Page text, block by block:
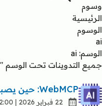
وسوم
الرئيسية
الوسوم
ai
الوسم: ai
جميع التدوينات تحت الوسم "ai".
WebMCP: حين يصبح موقعك الإلكتروني أداةً يفهمها الذكاء الاصطناعي
22 فبراير 2026 | 02:00